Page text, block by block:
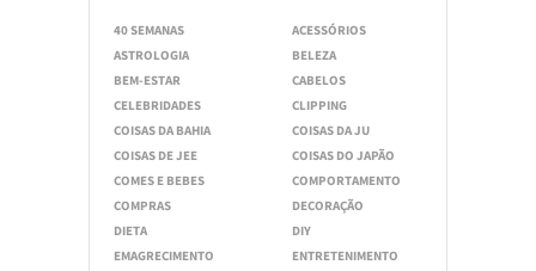
40 SEMANAS
ACESSÓRIOS
ASTROLOGIA
BELEZA
BEM-ESTAR
CABELOS
CELEBRIDADES
CLIPPING
COISAS DA BAHIA
COISAS DA JU
COISAS DE JEE
COISAS DO JAPÃO
COMES E BEBES
COMPORTAMENTO
COMPRAS
DECORAÇÃO
DIETA
DIY
EMAGRECIMENTO
ENTRETENIMENTO